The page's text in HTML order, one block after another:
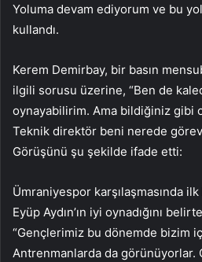
Yoluma devam ediyorum ve bu
kullandı.
Kerem Demirbay, bir basın
ilgili sorusu üzerine, “Ben de
oynayabilirim. Ama bildiğiniz gibi
Teknik direktör beni nerede
Görüşünü şu şekilde ifade etti:
Ümraniyespor karşılaşmasında
Eyüp Aydın’ın iyi oynadığını
“Gençlerimiz bu dönemde bizim
Antrenmanlarda da görünüyorlar.